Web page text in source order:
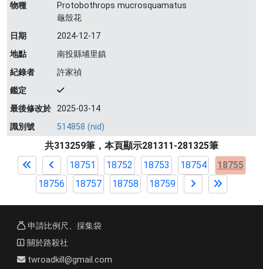
物種
Protobothrops mucrosquamatus
龜殼花
日期
2024-12-17
地點
南投縣埔里鎮
紀錄者
許家禎
鑑定
最後修改於 2025-03-14
識別號
514858 (nid)
共313259筆，本頁顯示281311-281325筆
18751
18752 18753 18754
18755
18756
18757 18758 18759
申請比例尺、採集袋
關於路殺社
twroadkill@gmail.com